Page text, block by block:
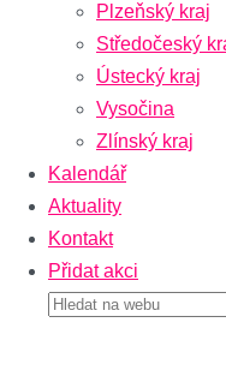
Plzeňský kraj
Středočeský
Ústecký kraj
Vysočina
Zlínský kraj
Kalendář
Aktuality
Kontakt
Přidat akci